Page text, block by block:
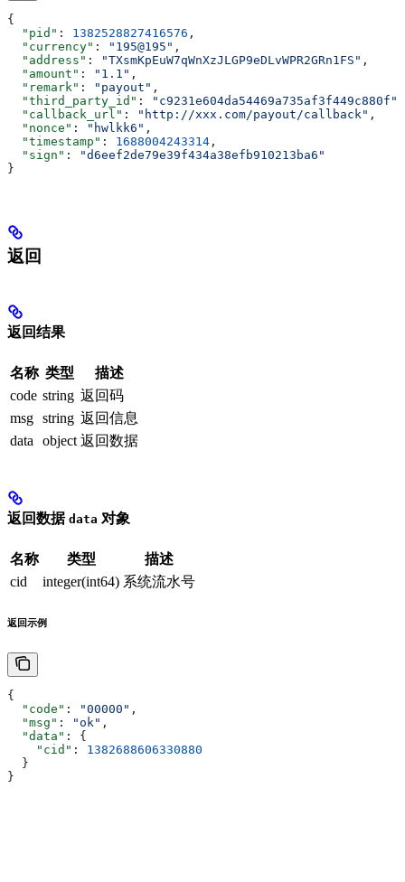
{
  "pid"
: 1382528827416576 ,
  "currency"
: "195@195" ,
  "address"
: "TXsmKpEuW7qWnXzJLGP9eDLvWPR2GRn1FS" ,
  "amount"
: "1.1" ,
  "remark"
: "payout" ,
  "third_party_id"
: "c9231e604da54469a735af3f449c880f"
  "callback_url"
: "http://xxx.com/payout/callback" ,
  "nonce"
: "hwlkk6" ,
  "timestamp"
: 1688004243314 ,
  "sign"
:
"d6eef2de79e39f434a38efb910213ba6"
}
返回
返回结果
名称 类型
描述
code string 返回码
msg string 返回信息
data
object 返回数据
返回数据 data 对象
名称 类型
描述
cid
integer(int64) 系统流水号
返回示例
{
  "code"
: "00000" ,
  "msg"
: "ok" ,
  "data"
: {
    "cid"
: 1382688606330880
  }
}